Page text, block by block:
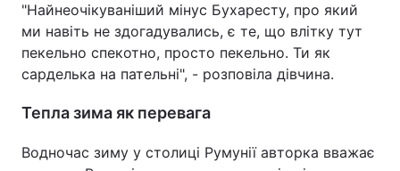
"Найнеочікуваніший мінус Бухаресту, про який
ми навіть не здогадувались, є те, що влітку тут
пекельно спекотно, просто пекельно. Ти як
сарделька на пательні", - розповіла дівчина.
Тепла зима як перевага
Водночас зиму у столиці Румунії авторка вважає